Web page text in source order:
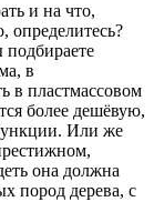
и на что,
определитесь?
в
в пластмассовом
более дешёвую,
Или же
она должна
пород дерева, с